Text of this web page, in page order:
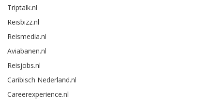
Triptalk.nl
Reisbizz.nl
Reismedia.nl
Aviabanen.nl
Reisjobs.nl
Caribisch Nederland.nl
Careerexperience.nl